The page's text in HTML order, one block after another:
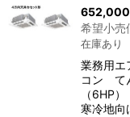
652,000
希望小売
在庫あり
業務用
コン て
（6HP
寒冷地